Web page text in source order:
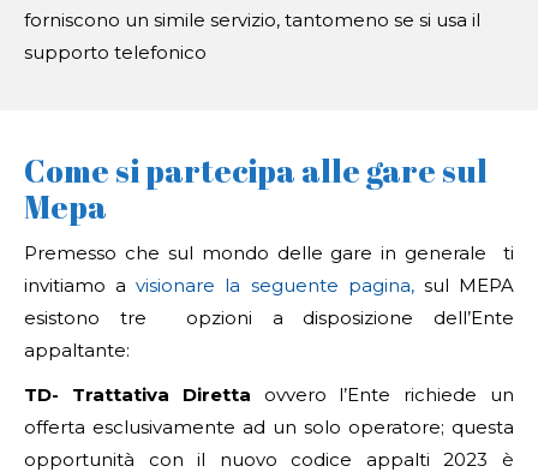
forniscono un simile servizio, tantomeno se si usa il
supporto telefonico
Come si partecipa alle gare sul
Mepa
Premesso che sul mondo delle gare in generale ti
invitiamo avisionare la seguente pagina, sul MEPA
esistono tre opzioni a disposizione dell’Ente
appaltante:
TD- Trattativa Diretta ovvero l’Ente richiede un
offerta esclusivamente ad un solo operatore; questa
opportunità con il nuovo codice appalti 2023 è